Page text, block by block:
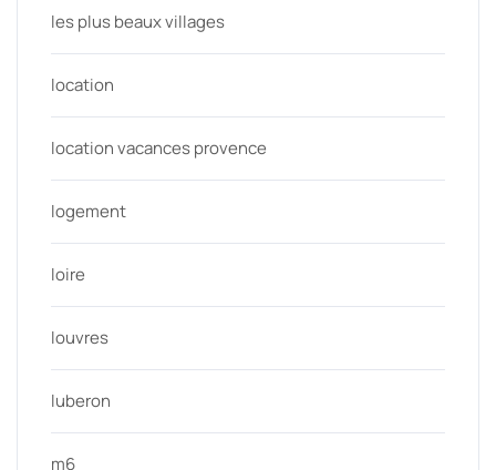
les plus beaux villages
location
location vacances provence
logement
loire
louvres
luberon
m6